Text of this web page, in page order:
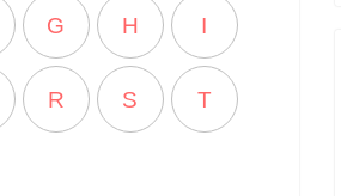
G H I
R S T